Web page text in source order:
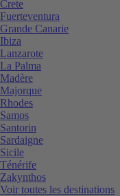
Crete
Fuerteventura
Grande Canarie
Ibiza
Lanzarote
La Palma
Madère
Majorque
Rhodes
Samos
Santorin
Sardaigne
Sicile
Ténérife
Zakynthos
Voir toutes les destinations